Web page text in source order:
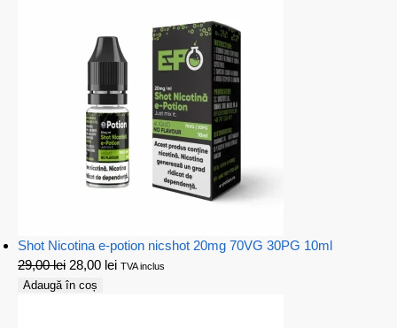
Shot Nicotina e-potion nicshot 20mg 70VG 30PG 10ml
29,00lei 28,00 lei TVA inclus
Adaugă în coș